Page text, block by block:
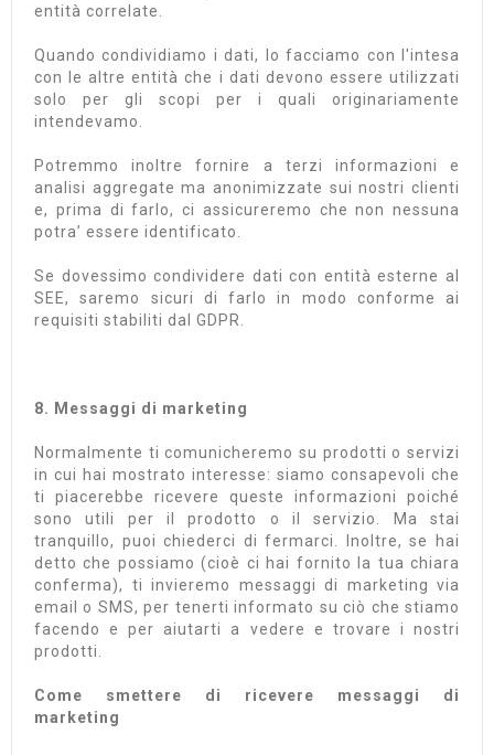
entità correlate.
Quando condividiamo i dati, lo facciamo con l'intesa
con le altre entità che i dati devono essere utilizzati
solo per gli scopi per i quali originariamente
intendevamo.
Potremmo inoltre fornire a terzi informazioni e
analisi aggregate ma anonimizzate sui nostri clienti
e, prima di farlo, ci assicureremo che non nessuna
potra’ essere identificato.
Se dovessimo condividere dati con entità esterne al
SEE, saremo sicuri di farlo in modo conforme ai
requisiti stabiliti dal GDPR.
8. Messaggi di marketing
Normalmente ti comunicheremo su prodotti o servizi
in cui hai mostrato interesse: siamo consapevoli che
ti piacerebbe ricevere queste informazioni poiché
sono utili per il prodotto o il servizio. Ma stai
tranquillo, puoi chiederci di fermarci. Inoltre, se hai
detto che possiamo (cioè ci hai fornito la tua chiara
conferma), ti invieremo messaggi di marketing via
email o SMS, per tenerti informato su ciò che stiamo
facendo e per aiutarti a vedere e trovare i nostri
prodotti.
Come smettere di ricevere messaggi di
marketing